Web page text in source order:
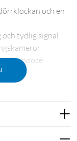
och en
tydlig signal
och snooze
upptäcks
rörelse. Det gör